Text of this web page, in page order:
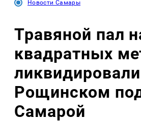
Новости Самары
Травяной пал
квадратных
Рощинском
Самарой